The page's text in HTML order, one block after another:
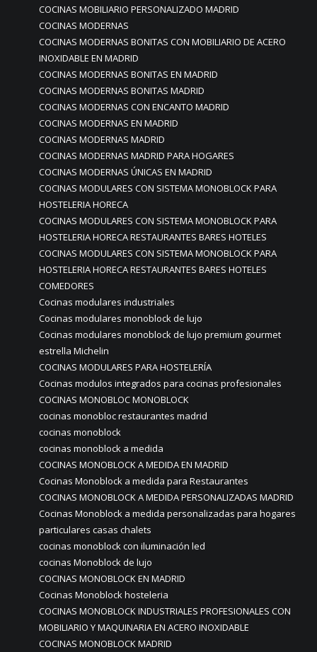
COCINAS MOBILIARIO PERSONALIZADO MADRID
COCINAS MODERNAS
COCINAS MODERNAS BONITAS CON MOBILIARIO DE ACERO
INOXIDABLE EN MADRID
COCINAS MODERNAS BONITAS EN MADRID
COCINAS MODERNAS BONITAS MADRID
COCINAS MODERNAS CON ENCANTO MADRID
COCINAS MODERNAS EN MADRID
COCINAS MODERNAS MADRID
COCINAS MODERNAS MADRID PARA HOGARES
COCINAS MODERNAS ÚNICAS EN MADRID
COCINAS MODULARES CON SISTEMA MONOBLOCK PARA
HOSTELERIA HORECA
COCINAS MODULARES CON SISTEMA MONOBLOCK PARA
HOSTELERIA HORECA RESTAURANTES BARES HOTELES
COCINAS MODULARES CON SISTEMA MONOBLOCK PARA
HOSTELERIA HORECA RESTAURANTES BARES HOTELES
COMEDORES
Cocinas modulares industriales
Cocinas modulares monoblock de lujo
Cocinas modulares monoblock de lujo premium gourmet
estrella Michelin
COCINAS MODULARES PARA HOSTELERÍA
Cocinas modulos integrados para cocinas profesionales
COCINAS MONOBLOC MONOBLOCK
cocinas monobloc restaurantes madrid
cocinas monoblock
cocinas monoblock a medida
COCINAS MONOBLOCK A MEDIDA EN MADRID
Cocinas Monoblock a medida para Restaurantes
COCINAS MONOBLOCK A MEDIDA PERSONALIZADAS MADRID
Cocinas Monoblock a medida personalizadas para hogares
particulares casas chalets
cocinas monoblock con iluminación led
cocinas Monoblock de lujo
COCINAS MONOBLOCK EN MADRID
Cocinas Monoblock hosteleria
COCINAS MONOBLOCK INDUSTRIALES PROFESIONALES CON
MOBILIARIO Y MAQUINARIA EN ACERO INOXIDABLE
COCINAS MONOBLOCK MADRID